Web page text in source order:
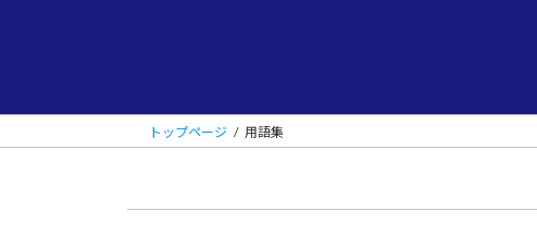
MFコート
トップページ 用語集